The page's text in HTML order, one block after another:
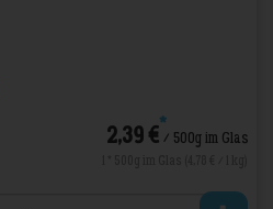
2,39 €*/ 500g im Glas